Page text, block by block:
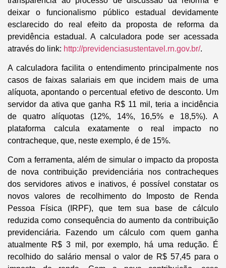
deixar o funcionalismo público estadual devidamente
esclarecido do real efeito da proposta de reforma da
previdência estadual. A calculadora pode ser acessada
através do link: http://previdenciasustentavel.rn.gov.br/.
A calculadora facilita o entendimento principalmente nos
casos de faixas salariais em que incidem mais de uma
alíquota, apontando o percentual efetivo de desconto. Um
servidor da ativa que ganha R$ 11 mil, teria a incidência
de quatro alíquotas (12%, 14%, 16,5% e 18,5%). A
plataforma calcula exatamente o real impacto no
contracheque, que, neste exemplo, é de 15%.
Com a ferramenta, além de simular o impacto da proposta
de nova contribuição previdenciária nos contracheques
dos servidores ativos e inativos, é possível constatar os
novos valores de recolhimento do Imposto de Renda
Pessoa Física (IRPF), que tem sua base de cálculo
reduzida como consequência do aumento da contribuição
previdenciária. Fazendo um cálculo com quem ganha
atualmente R$ 3 mil, por exemplo, há uma redução. É
recolhido do salário mensal o valor de R$ 57,45 para o